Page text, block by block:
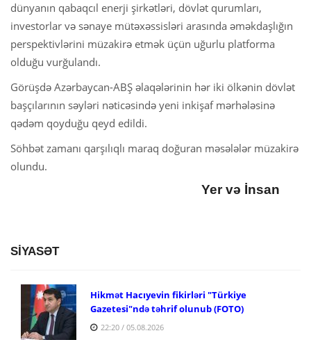
dünyanın qabaqcıl enerji şirkətləri, dövlət qurumları,
investorlar və sənaye mütəxəssisləri arasında əməkdaşlığın
perspektivlərini müzakirə etmək üçün uğurlu platforma
olduğu vurğulandı.
Görüşdə Azərbaycan-ABŞ əlaqələrinin hər iki ölkənin dövlət
başçılarının səyləri nəticəsində yeni inkişaf mərhələsinə
qədəm qoyduğu qeyd edildi.
Söhbət zamanı qarşılıqlı maraq doğuran məsələlər müzakirə
olundu.
Yer və İnsan
SİYASƏT
Hikmət Hacıyevin fikirləri "Türkiye
Gazetesi"ndə təhrif olunub (FOTO)
22:20 / 05.08.2026